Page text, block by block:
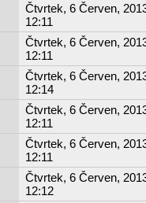
Čtvrtek, 6 Červen,
12:11
Čtvrtek, 6 Červen,
12:11
Čtvrtek, 6 Červen,
12:14
Čtvrtek, 6 Červen,
12:11
Čtvrtek, 6 Červen,
12:11
Čtvrtek, 6 Červen,
12:12